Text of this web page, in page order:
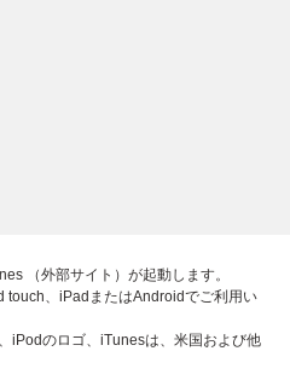
（外部サイト）が起動します。
touch、iPadまたはAndroidでご利用い
iPodのロゴ、iTunesは、米国および他